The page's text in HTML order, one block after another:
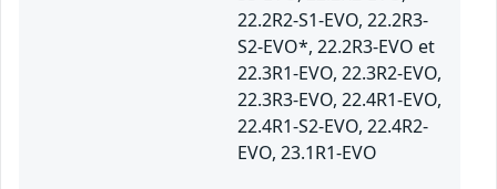
22.2R2-S1-EVO, 22.2R3-
S2-EVO*, 22.2R3-EVO et
22.3R1-EVO, 22.3R2-EVO,
22.3R3-EVO, 22.4R1-EVO,
22.4R1-S2-EVO, 22.4R2-
EVO, 23.1R1-EVO